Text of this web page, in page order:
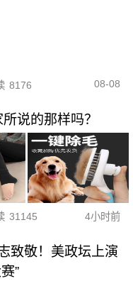
8176 08-08
说的那样吗？
31145 4小时前
致敬！美政坛上演
”